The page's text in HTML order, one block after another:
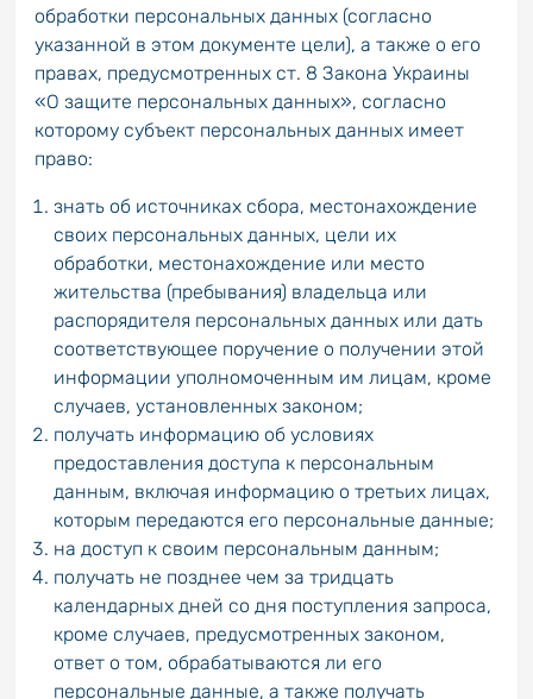
обработки персональных данных (согласно
указанной в этом документе цели), а также о его
правах, предусмотренных ст. 8 Закона Украины
«О защите персональных данных», согласно
которому субъект персональных данных имеет
право:
знать об источниках сбора, местонахождение
своих персональных данных, цели их
обработки, местонахождение или место
жительства (пребывания) владельца или
распорядителя персональных данных или дать
соответствующее поручение о получении этой
информации уполномоченным им лицам, кроме
случаев, установленных законом;
получать информацию об условиях
предоставления доступа к персональным
данным, включая информацию о третьих лицах,
которым передаются его персональные данные;
на доступ к своим персональным данным;
получать не позднее чем за тридцать
календарных дней со дня поступления запроса,
кроме случаев, предусмотренных законом,
ответ о том, обрабатываются ли его
персональные данные, а также получать